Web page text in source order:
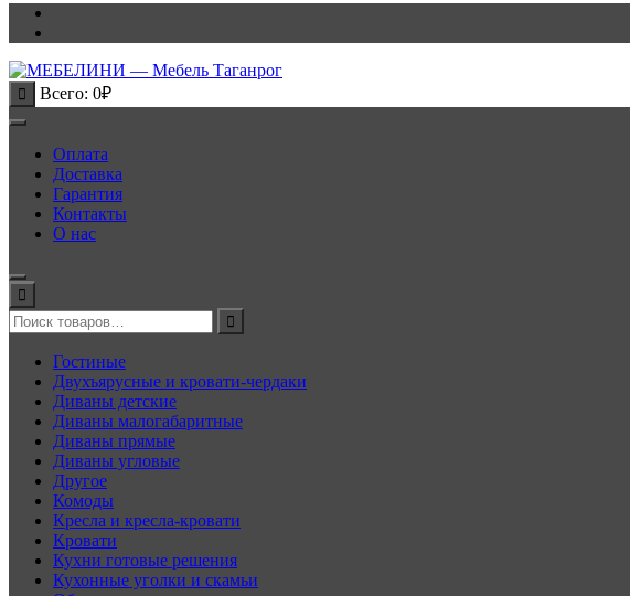
Всего: 0₽
Оплата
Доставка
Гарантия
Контакты
О нас
Гостиные
Двухъярусные и кровати-чердаки
Диваны детские
Диваны малогабаритные
Диваны прямые
Диваны угловые
Другое
Комоды
Кресла и кресла-кровати
Кровати
Кухни готовые решения
Кухонные уголки и скамьи